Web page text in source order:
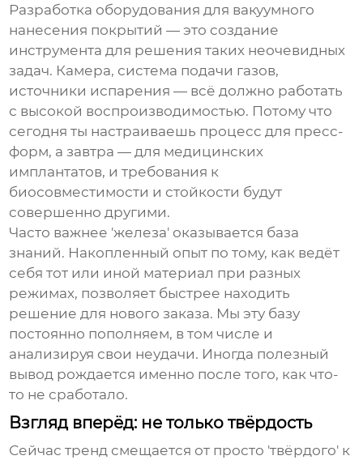
Разработка оборудования для вакуумного
нанесения покрытий — это создание
инструмента для решения таких неочевидных
задач. Камера, система подачи газов,
источники испарения — всё должно работать
с высокой воспроизводимостью. Потому что
сегодня ты настраиваешь процесс для пресс-
форм, а завтра — для медицинских
имплантатов, и требования к
биосовместимости и стойкости будут
совершенно другими.
Часто важнее 'железа' оказывается база
знаний. Накопленный опыт по тому, как ведёт
себя тот или иной материал при разных
режимах, позволяет быстрее находить
решение для нового заказа. Мы эту базу
постоянно пополняем, в том числе и
анализируя свои неудачи. Иногда полезный
вывод рождается именно после того, как что-
то не сработало.
Взгляд вперёд: не только твёрдость
Сейчас тренд смещается от просто 'твёрдого' к